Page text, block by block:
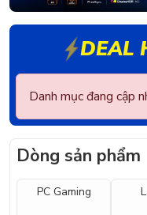
DEAL
Danh mục đang cập
Dòng sản phẩm
PC Gaming